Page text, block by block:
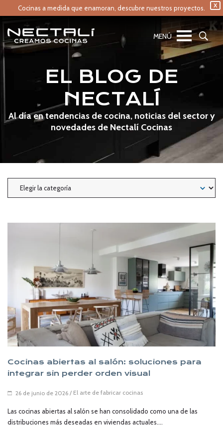
X
Cocinas a medida que enamoran, descubre nuestros proyectos.
EL BLOG DE
NECTALÍ
Al día en tendencias de cocina, noticias del sector y
novedades de Nectalí Cocinas
Cocinas abiertas al salón: soluciones para
integrar sin perder orden visual
26 de junio de 2026 / El arte de fabricar cocinas
Las cocinas abiertas al salón se han consolidado como una de las
distribuciones más deseadas en viviendas actuales....